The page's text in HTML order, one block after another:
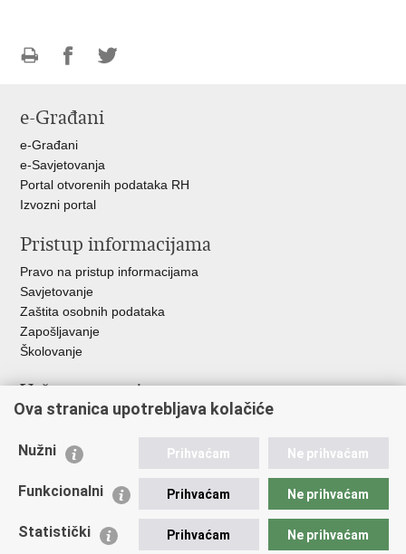
FacebookuTwitteru
e-Građani
e-Građani
e-Savjetovanja
Portal otvorenih podataka RH
Izvozni portal
Pristup informacijama
Pravo na pristup informacijama
Savjetovanje
Zaštita osobnih podataka
Zapošljavanje
Školovanje
Važne poveznice
Ministarstvo unutarnjih poslova
Udruge
Policijska akademija
Zaklada policijske solidarnosti
Ova stranica upotrebljava kolačiće
Nužni Prihvaćam Ne prihvaćam
Funkcionalni Prihvaćam Ne prihvaćam
Statistički Prihvaćam Ne prihvaćam